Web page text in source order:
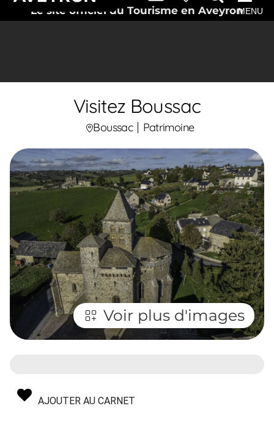
Le site officiel du Tourisme en AveyronMENU
Visitez Boussac
Boussac Patrimoine
Voir plus d'images
AJOUTER AU CARNET